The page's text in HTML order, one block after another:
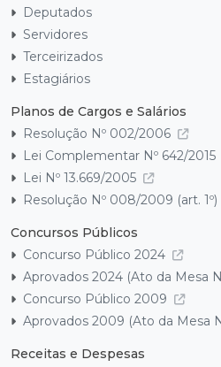
Deputados
Servidores
Terceirizados
Estagiários
Planos de Cargos e Salários
Resolução Nº 002/2006
Lei Complementar Nº 642/2015
Lei Nº 13.669/2005
Resolução Nº 008/2009 (art. 1º)
Concursos Públicos
Concurso Público 2024
Aprovados 2024 (Ato da Mesa
Concurso Público 2009
Aprovados 2009 (Ato da Mesa
Receitas e Despesas